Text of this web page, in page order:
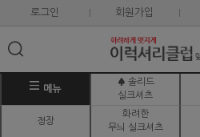
로그인 회원가입
메뉴
♠ 솔리드
실크셔츠
정장
화려한
무늬 실크셔츠